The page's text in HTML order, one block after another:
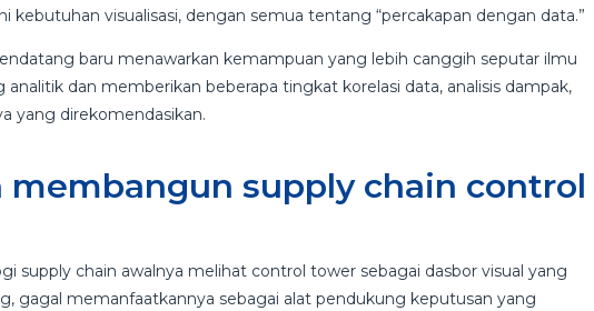
kebutuhan visualisasi, dengan semua tentang “percakapan dengan data.”
baru menawarkan kemampuan yang lebih canggih seputar ilmu
dan memberikan beberapa tingkat korelasi data, analisis dampak,
yang direkomendasikan.
membangun supply chain control
supply chain awalnya melihat control tower sebagai dasbor visual yang
gagal memanfaatkannya sebagai alat pendukung keputusan yang